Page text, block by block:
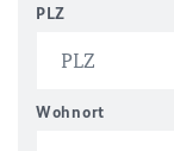
PLZ
Wohnort